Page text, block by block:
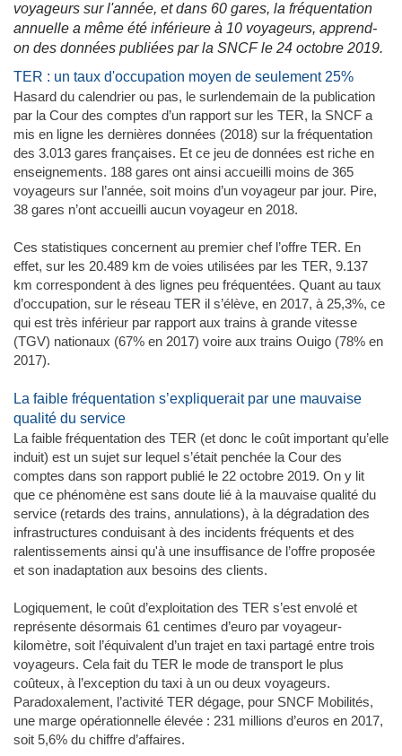
voyageurs sur l'année, et dans 60 gares, la fréquentation
annuelle a même été inférieure à 10 voyageurs, apprend-
on des données publiées par la SNCF le 24 octobre 2019.
TER : un taux d'occupation moyen de seulement 25%
Hasard du calendrier ou pas, le surlendemain de la publication
par la Cour des comptes d’un rapport sur les TER, la SNCF a
mis en ligne les dernières données (2018) sur la fréquentation
des 3.013 gares françaises. Et ce jeu de données est riche en
enseignements. 188 gares ont ainsi accueilli moins de 365
voyageurs sur l’année, soit moins d’un voyageur par jour. Pire,
38 gares n’ont accueilli aucun voyageur en 2018.
Ces statistiques concernent au premier chef l’offre TER. En
effet, sur les 20.489 km de voies utilisées par les TER, 9.137
km correspondent à des lignes peu fréquentées. Quant au taux
d’occupation, sur le réseau TER il s’élève, en 2017, à 25,3%, ce
qui est très inférieur par rapport aux trains à grande vitesse
(TGV) nationaux (67% en 2017) voire aux trains Ouigo (78% en
2017).
La faible fréquentation s’expliquerait par une mauvaise
qualité du service
La faible fréquentation des TER (et donc le coût important qu’elle
induit) est un sujet sur lequel s’était penchée la Cour des
comptes dans son rapport publié le 22 octobre 2019. On y lit
que ce phénomène est sans doute lié à la mauvaise qualité du
service (retards des trains, annulations), à la dégradation des
infrastructures conduisant à des incidents fréquents et des
ralentissements ainsi qu'à une insuffisance de l’offre proposée
et son inadaptation aux besoins des clients.
Logiquement, le coût d’exploitation des TER s’est envolé et
représente désormais 61 centimes d’euro par voyageur-
kilomètre, soit l’équivalent d’un trajet en taxi partagé entre trois
voyageurs. Cela fait du TER le mode de transport le plus
coûteux, à l’exception du taxi à un ou deux voyageurs.
Paradoxalement, l’activité TER dégage, pour SNCF Mobilités,
une marge opérationnelle élevée : 231 millions d’euros en 2017,
soit 5,6% du chiffre d’affaires.